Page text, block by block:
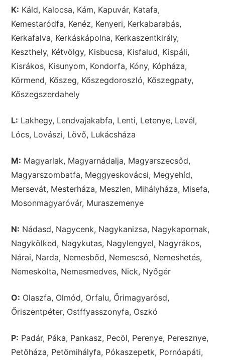
K: Káld, Kalocsa, Kám, Kapuvár, Katafa,
Kemestaródfa, Kenéz, Kenyeri, Kerkabarabás,
Kerkafalva, Kerkáskápolna, Kerkaszentkirály,
Keszthely, Kétvölgy, Kisbucsa, Kisfalud, Kispáli,
Kisrákos, Kisunyom, Kondorfa, Kóny, Kópháza,
Körmend, Kőszeg, Kőszegdoroszló, Kőszegpaty,
Kőszegszerdahely
L: Lakhegy, Lendvajakabfa, Lenti, Letenye, Levél,
Lócs, Lovászi, Lövő, Lukácsháza
M: Magyarlak, Magyarnádalja, Magyarszecsőd,
Magyarszombatfa, Meggyeskovácsi, Megyehíd,
Mersevát, Mesterháza, Meszlen, Mihályháza, Misefa,
Mosonmagyaróvár, Muraszemenye
N: Nádasd, Nagycenk, Nagykanizsa, Nagykapornak,
Nagykölked, Nagykutas, Nagylengyel, Nagyrákos,
Nárai, Narda, Nemesbőd, Nemescsó, Nemeshetés,
Nemeskolta, Nemesmedves, Nick, Nyőgér
O: Olaszfa, Olmód, Orfalu, Őrimagyarósd,
Őriszentpéter, Ostffyasszonyfa, Oszkó
P: Padár, Páka, Pankasz, Pecöl, Perenye, Peresznye,
Petőháza, Petőmihályfa, Pókaszepetk, Pornóapáti,